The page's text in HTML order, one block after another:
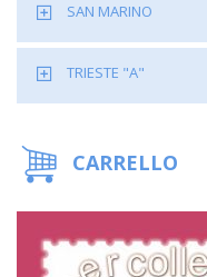
SAN MARINO
TRIESTE "A"
CARRELLO